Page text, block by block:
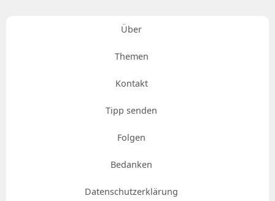
Über
Themen
Kontakt
Tipp senden
Folgen
Bedanken
Datenschutzerklärung